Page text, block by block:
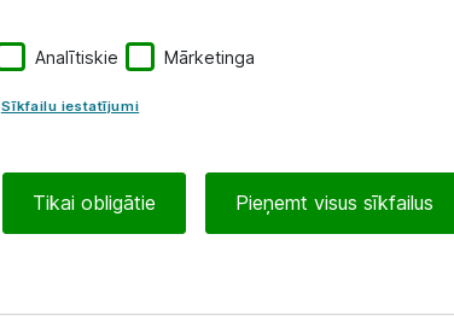
Analītiskie Mārketinga
Sīkfailu iestatījumi
Tikai obligātie Pieņemt visus sīkfailus